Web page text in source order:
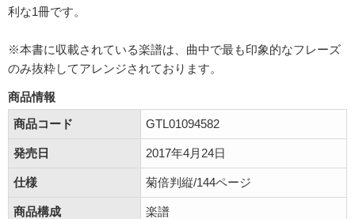
利な1冊です。
※本書に収載されている楽譜は、曲中で最も印象的なフレーズ
のみ抜粋してアレンジされております。
商品情報
商品コード
GTL01094582
発売日 2017年4月24日
仕様 菊倍判縦/144ページ
商品構成 楽譜